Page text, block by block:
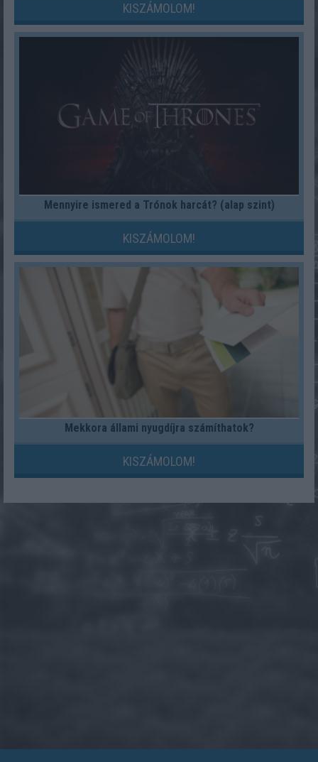
KISZÁMOLOM!
Mennyire ismered a Trónok harcát? (alap szint)
KISZÁMOLOM!
Mekkora állami nyugdíjra számíthatok?
KISZÁMOLOM!